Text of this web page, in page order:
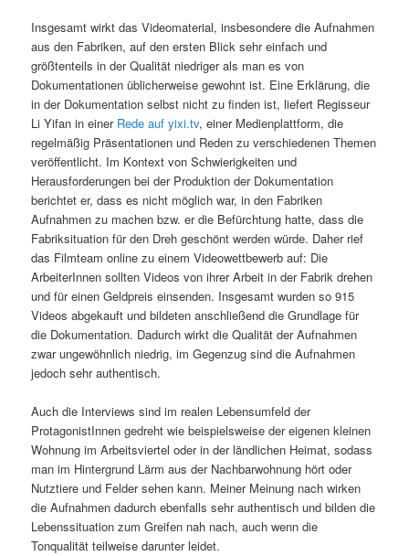
Insgesamt wirkt das Videomaterial, insbesondere die Aufnahmen
aus den Fabriken, auf den ersten Blick sehr einfach und
größtenteils in der Qualität niedriger als man es von
Dokumentationen üblicherweise gewohnt ist. Eine Erklärung, die
in der Dokumentation selbst nicht zu finden ist, liefert Regisseur
Li Yifan in einer Rede auf yixi.tv, einer Medienplattform, die
regelmäßig Präsentationen und Reden zu verschiedenen Themen
veröffentlicht. Im Kontext von Schwierigkeiten und
Herausforderungen bei der Produktion der Dokumentation
berichtet er, dass es nicht möglich war, in den Fabriken
Aufnahmen zu machen bzw. er die Befürchtung hatte, dass die
Fabriksituation für den Dreh geschönt werden würde. Daher rief
das Filmteam online zu einem Videowettbewerb auf: Die
ArbeiterInnen sollten Videos von ihrer Arbeit in der Fabrik drehen
und für einen Geldpreis einsenden. Insgesamt wurden so 915
Videos abgekauft und bildeten anschließend die Grundlage für
die Dokumentation. Dadurch wirkt die Qualität der Aufnahmen
zwar ungewöhnlich niedrig, im Gegenzug sind die Aufnahmen
jedoch sehr authentisch.
Auch die Interviews sind im realen Lebensumfeld der
ProtagonistInnen gedreht wie beispielsweise der eigenen kleinen
Wohnung im Arbeitsviertel oder in der ländlichen Heimat, sodass
man im Hintergrund Lärm aus der Nachbarwohnung hört oder
Nutztiere und Felder sehen kann. Meiner Meinung nach wirken
die Aufnahmen dadurch ebenfalls sehr authentisch und bilden die
Lebenssituation zum Greifen nah nach, auch wenn die
Tonqualität teilweise darunter leidet.